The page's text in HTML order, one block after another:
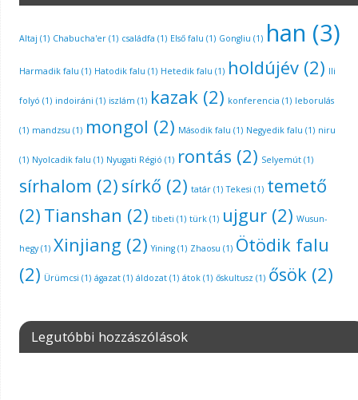
Altaj (1) Chabucha'er(1) családfa (1) Első falu (1) Gongliu (1) han (3)
Harmadik falu (1) Hatodik falu (1) Hetedik falu (1) holdújév(2) Ili
folyó (1) indoiráni (1) iszlám (1) kazak(2) konferencia (1) leborulás
(1) mandzsu (1) mongol (2) Második falu (1) Negyedik falu (1) niru
(1) Nyolcadik falu (1) Nyugati Régió (1) rontás (2) Selyemút(1)
sírhalom (2) sírkő (2) tatár(1) Tekesi (1) temető
(2) Tianshan (2) tibeti (1) türk(1) ujgur(2) Wusun-
hegy(1) Xinjiang (2) Yining(1) Zhaosu (1) Ötödik falu
(2) Ürümcsi (1) ágazat(1) áldozat(1) átok(1) őskultusz (1) ősök(2)
Legutóbbi hozzászólások